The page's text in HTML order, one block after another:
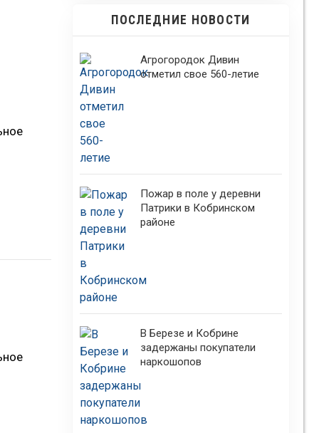
ПОСЛЕДНИЕ НОВОСТИ
Агрогородок Дивин
отметил свое 560-летие
Пожар в поле у деревни
Патрики в Кобринском
районе
В Березе и Кобрине
задержаны покупатели
наркошопов